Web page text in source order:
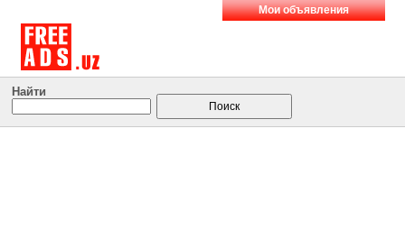
Мои объявления
Найти